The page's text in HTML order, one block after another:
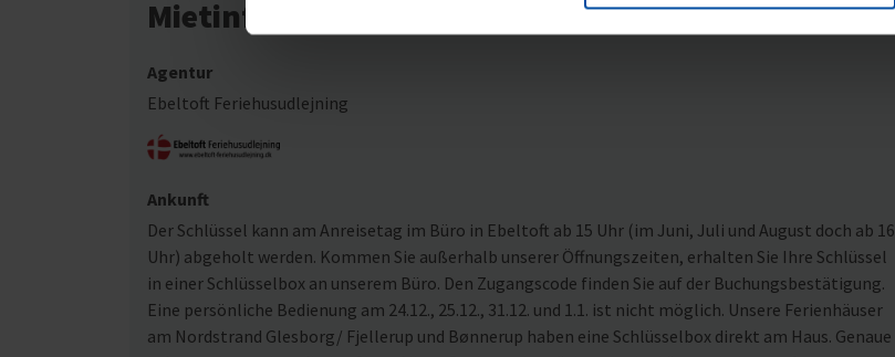
Mietinformationen
Agentur
Ebeltoft Feriehusudlejning
Ankunft
Der Schlüssel kann am Anreisetag im Büro in Ebeltoft ab 15 Uhr (im Juni, Juli und August doch ab 16
Uhr) abgeholt werden. Kommen Sie außerhalb unserer Öffnungszeiten, erhalten Sie Ihre Schlüssel
in einer Schlüsselbox an unserem Büro. Den Zugangscode finden Sie auf der Buchungsbestätigung.
Eine persönliche Bedienung am 24.12., 25.12., 31.12. und 1.1. ist nicht möglich. Unsere Ferienhäuser
am Nordstrand Glesborg/ Fjellerup und Bønnerup haben eine Schlüsselbox direkt am Haus. Genaue